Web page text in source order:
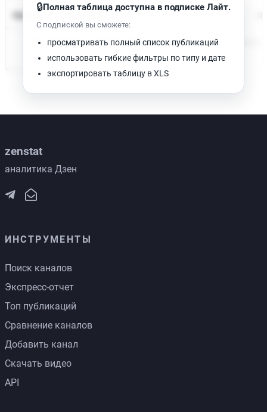
Время чтения
Нет доступных публикаций. Попробуйте изменить фильтр.
🔒Полная таблица доступна в подписке Лайт.
С подпиской вы сможете:
просматривать полный список публикаций
использовать гибкие фильтры по типу и дате
экспортировать таблицу в XLS
zenstat
аналитика Дзен
ИНСТРУМЕНТЫ
Поиск каналов
Экспресс-отчет
Топ публикаций
Сравнение каналов
Добавить канал
Скачать видео
API